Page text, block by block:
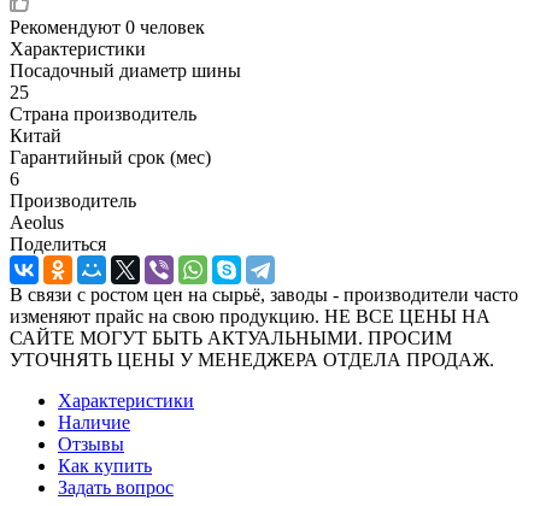
Рекомендуют 0 человек
Характеристики
Посадочный диаметр шины
25
Страна производитель
Китай
Гарантийный срок (мес)
6
Производитель
Aeolus
Поделиться
В связи с ростом цен на сырьё, заводы - производители часто
изменяют прайс на свою продукцию. НЕ ВСЕ ЦЕНЫ НА
САЙТЕ МОГУТ БЫТЬ АКТУАЛЬНЫМИ. ПРОСИМ
УТОЧНЯТЬ ЦЕНЫ У МЕНЕДЖЕРА ОТДЕЛА ПРОДАЖ.
Характеристики
Наличие
Отзывы
Как купить
Задать вопрос